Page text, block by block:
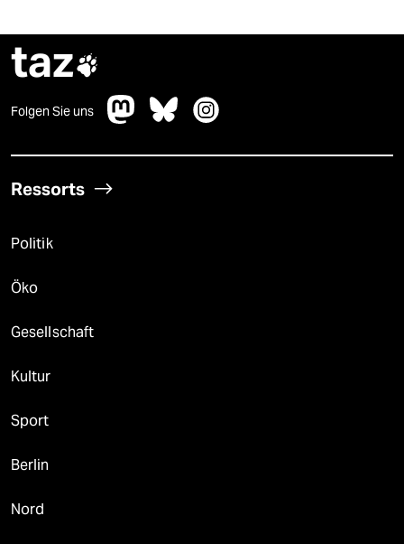
taz
Folgen Sie uns
Ressorts
Politik
Öko
Gesellschaft
Kultur
Sport
Berlin
Nord